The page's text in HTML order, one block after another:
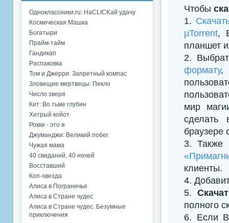
Чтобы
1.
µTorrent,
планшет
2.
формату,
мир
сделать
браузере
3. Также
клиенты.
4.
5.
полного
6. Если
Одноклассники.ru: НаCLICKай удачу
Космическая Машка
Богатыри
Прайм-тайм
Гандикап
Распаковка
Том и Джерри: Запретный компас
Зловещие мертвецы: Пекло
Число зверя
Кит: Во тьме глубин
Хитрый койот
Рокки - это я
Джуманджи: Великий побег
Чужая мама
40 свиданий, 40 ночей
Восставший
Коп-звезда
Алиса в Пограничье
Алиса в Стране чудес
Алиса в Стране чудес. Безумные
приключения